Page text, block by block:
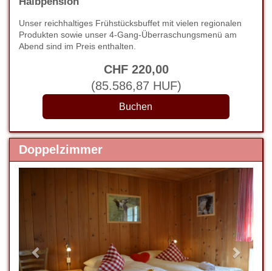
Unser reichhaltiges Frühstücksbuffet mit vielen regionalen
Produkten sowie unser 4-Gang-Überraschungsmenü am
Abend sind im Preis enthalten.
CHF 220,00
(85.586,87 HUF)
Doppelzimmer
Next